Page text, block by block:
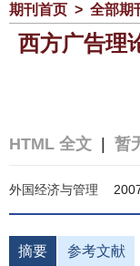
期刊首页 > 全部期
西方广告理
HTML 全文 暂
外国经济与管理
摘要 参考文献